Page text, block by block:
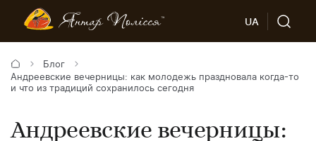
UA
Блог
Андреевские вечерницы: как молодежь праздновала когда-то
и что из традиций сохранилось сегодня
Андреевские вечерницы: